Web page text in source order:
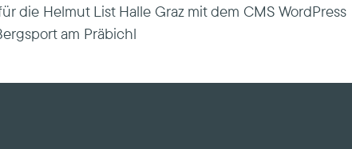
die Helmut List Halle Graz mit dem CMS WordPress
am Präbichl